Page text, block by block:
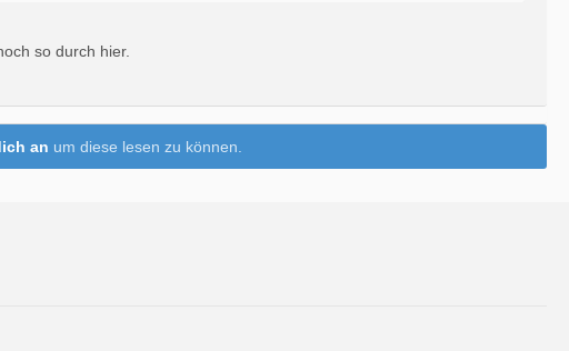
so durch hier.
an um diese lesen zu können.